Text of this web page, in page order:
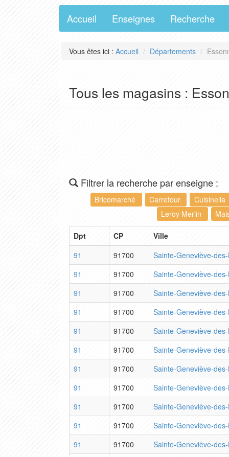
Accueil Enseignes Recherche
Vous êtes ici : Accueil Départements
Tous les magasins :
Filtrer la recherche par enseigne :
Bricomarché Carrefour
Cuisinella
Leroy Merlin
Dpt CP
Ville
91
91700
Sainte-Geneviève-
91
91700
Sainte-Geneviève-
91
91700
Sainte-Geneviève-
91
91700
Sainte-Geneviève-
91
91700
Sainte-Geneviève-
91
91700
Sainte-Geneviève-
91
91700
Sainte-Geneviève-
91
91700
Sainte-Geneviève-
91
91700
Sainte-Geneviève-
91
91700
Sainte-Geneviève-
91
91700
Sainte-Geneviève-